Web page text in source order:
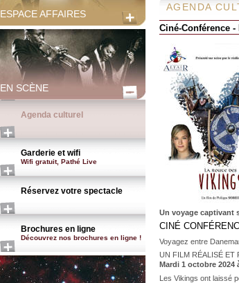
ESPACE AFFAIRES
EN SCÈNE
Agenda culturel
Garderie et wifi
Wifi gratuit, Pathé Live
Réservez votre spectacle
Brochures en ligne
Découvrez nos brochures en ligne !
AGENDA
Ciné-Conférence
Un voyage captivant
CINÉ
Voyagez entre
UN FILM RÉALISÉ ET
Mardi 1 octobre 2024
Les Vikings ont laissé